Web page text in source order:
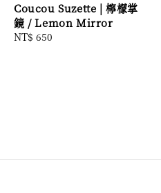
Coucou Suzette | 檸檬掌
鏡 / Lemon Mirror
Regular
NT$ 650